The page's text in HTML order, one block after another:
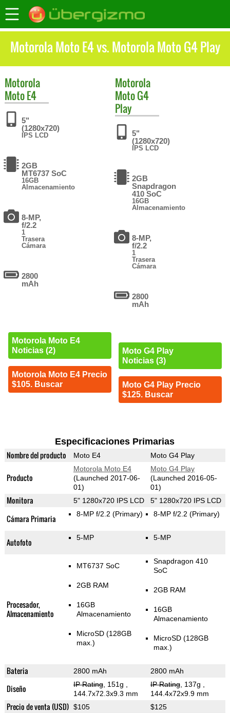
Motorola Moto E4 vs. Motorola Moto G4 Play
Motorola
Moto E4
5"
(1280x720)
IPS LCD
2GB
MT6737 SoC
16GB
Almacenamiento
8-MP,
f/2.2
1
Trasera
Cámara
2800
mAh
Motorola Moto E4
Noticias (2)
Motorola Moto E4 Precio
$105. Buscar
Motorola
Moto G4
Play
5"
(1280x720)
IPS LCD
2GB
Snapdragon
410 SoC
16GB
Almacenamiento
8-MP,
f/2.2
1
Trasera
Cámara
2800
mAh
Moto G4 Play
Noticias (3)
Moto G4 Play Precio
$125. Buscar
Especificaciones Primarias
Nombre del producto Moto E4 Moto G4 Play
Producto
Motorola Moto E4
(Launched 2017-06-
01)
Moto G4 Play
(Launched 2016-05-
01)
Monitora 5" 1280x720 IPS LCD 5" 1280x720 IPS LCD
Cámara Primaria 8-MP f/2.2 (Primary) 8-MP f/2.2 (Primary)
Autofoto 5-MP 5-MP
Procesador,
Almacenamiento
MT6737 SoC
2GB RAM
16GB
Almacenamiento
MicroSD (128GB
max.)
Snapdragon 410
SoC
2GB RAM
16GB
Almacenamiento
MicroSD (128GB
max.)
Bateria 2800 mAh 2800 mAh
Diseño IP Rating, 151g
144.7x72.3x9.3 mm
IP Rating, 137g
144.4x72x9.9 mm
Precio de venta (USD) $105 $125